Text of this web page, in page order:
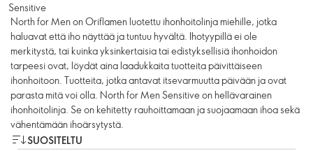
Sensitive
North for Men on Oriflamen luotettu ihonhoitolinja miehille, jotka
haluavat että iho näyttää ja tuntuu hyvältä. Ihotyypillä ei ole
merkitystä, tai kuinka yksinkertaisia tai edistyksellisiä ihonhoidon
tarpeesi ovat, löydät aina laadukkaita tuotteita päivittäiseen
ihonhoitoon. Tuotteita, jotka antavat itsevarmuutta päivään ja ovat
parasta mitä voi olla. North for Men Sensitive on hellävarainen
ihonhoitolinja. Se on kehitetty rauhoittamaan ja suojaamaan ihoa sekä
vähentämään ihoärsytystä.
SUOSITELTU